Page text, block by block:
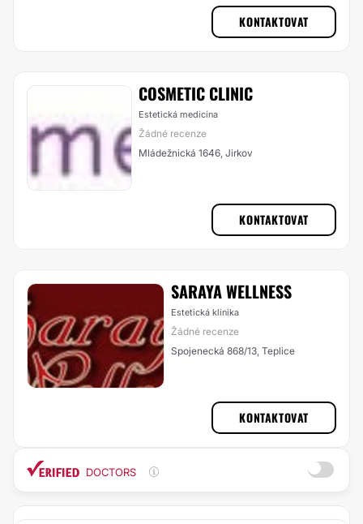
KONTAKTOVAT
COSMETIC CLINIC
Estetická medicína
Žádné recenze
Mládežnická 1646, Jirkov
KONTAKTOVAT
SARAYA WELLNESS
Estetická klinika
Žádné recenze
Spojenecká 868/13, Teplice
KONTAKTOVAT
DOCTORS